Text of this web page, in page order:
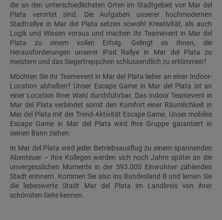
die an den unterschiedlichsten Orten im Stadtgebiet von Mar del
Plata verortet sind. Die Aufgaben unserer hochmodernen
Stadtrallye in Mar del Plata setzen sowohl Kreativität, als auch
Logik und Wissen voraus und machen Ihr Teamevent in Mar del
Plata zu einem vollen Erfolg. Gelingt es Ihnen, die
Herausforderungen unserer iPad Rallye in Mar del Plata zu
meistern und das Siegertreppchen schlussendlich zu erklimmen?
Möchten Sie Ihr Teamevent in Mar del Plata lieber an einer Indoor-
Location abhalten? Unser Escape Game in Mar del Plata ist an
einer Location Ihrer Wahl durchführbar. Das Indoor Teamevent in
Mar del Plata verbindet somit den Komfort einer Räumlichkeit in
Mar del Plata mit der Trend-Aktivität Escape Game. Unser mobiles
Escape Game in Mar del Plata wird Ihre Gruppe garantiert in
seinen Bann ziehen.
In Mar del Plata wird jeder Betriebsausflug zu einem spannenden
Abenteuer – Ihre Kollegen werden sich noch Jahre später an die
unvergesslichen Momente in der 593.000 Einwohner zählenden
Stadt erinnern. Kommen Sie also ins Bundesland B und lernen Sie
die liebeswerte Stadt Mar del Plata im Landkreis von ihrer
schönsten Seite kennen.